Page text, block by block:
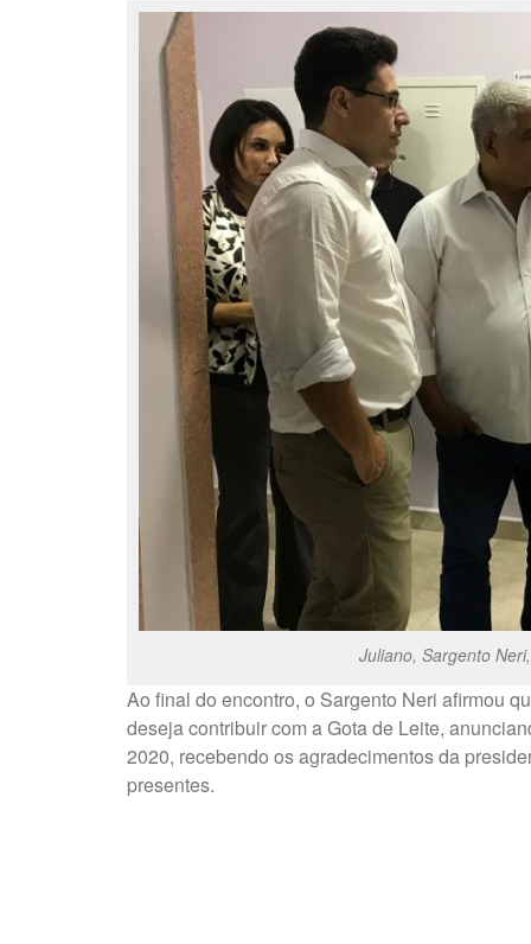
Juliano, Sargento
Ao final do encontro, o Sargento Neri afirmou
deseja contribuir com a Gota de Leite,
2020, recebendo os agradecimentos da
presentes.